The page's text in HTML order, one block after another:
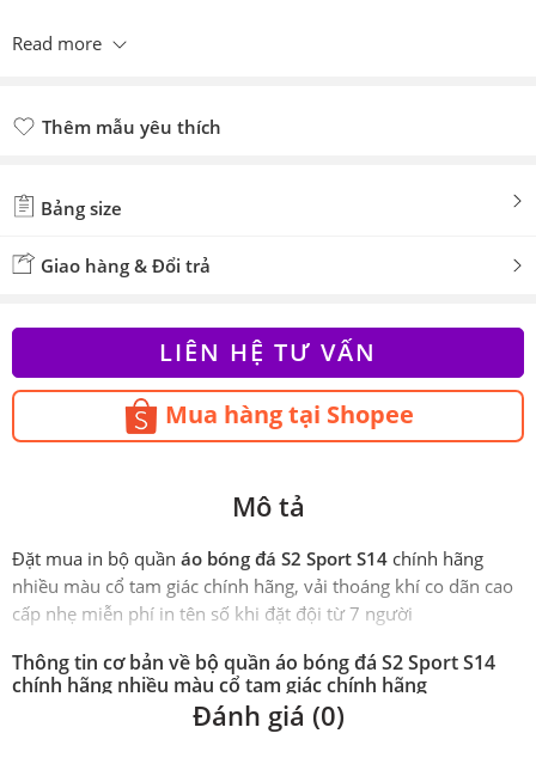
Read more
Thêm mẫu yêu thích
Bảng size
Giao hàng & Đổi trả
LIÊN HỆ TƯ VẤN
Mua hàng tại Shopee
Mô tả
Đặt mua in bộ quần áo bóng đá S2 Sport S14 chính hãng
nhiều màu cổ tam giác chính hãng, vải thoáng khí co dãn cao
cấp nhẹ miễn phí in tên số khi đặt đội từ 7 người
Thông tin cơ bản về bộ quần áo bóng đá S2 Sport S14
chính hãng nhiều màu cổ tam giác chính hãng
Đánh giá (0)